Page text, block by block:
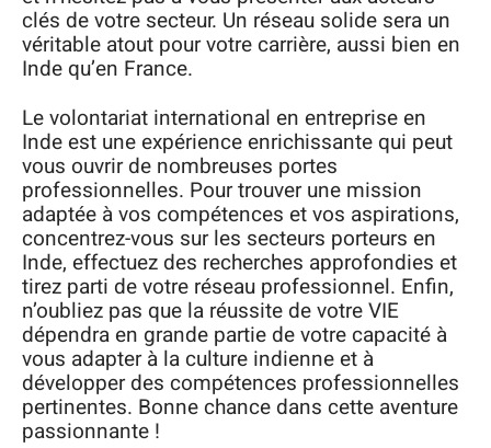
clés de votre secteur. Un réseau solide sera un
véritable atout pour votre carrière, aussi bien en
Inde qu’en France.
Le volontariat international en entreprise en
Inde est une expérience enrichissante qui peut
vous ouvrir de nombreuses portes
professionnelles. Pour trouver une mission
adaptée à vos compétences et vos aspirations,
concentrez-vous sur les secteurs porteurs en
Inde, effectuez des recherches approfondies et
tirez parti de votre réseau professionnel. Enfin,
n’oubliez pas que la réussite de votre VIE
dépendra en grande partie de votre capacité à
vous adapter à la culture indienne et à
développer des compétences professionnelles
pertinentes. Bonne chance dans cette aventure
passionnante !